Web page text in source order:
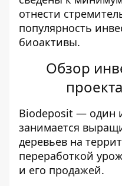
отнести
популярность
биоактивы.
Обзор
Biodeposit — один
занимается
деревьев на
переработкой
и его продажей.